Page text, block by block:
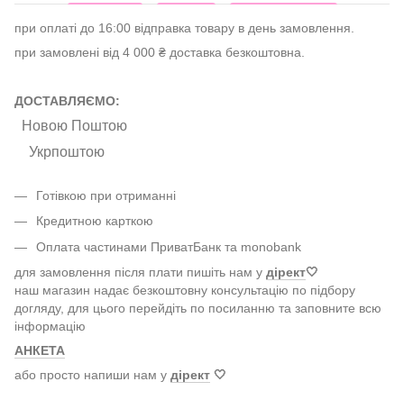
при оплаті до 16:00 відправка товару в день замовлення.
при замовлені від 4 000 ₴ доставка безкоштовна.
ДОСТАВЛЯЄМО:
Новою Поштою
Укрпоштою
Готівкою при отриманні
Кредитною карткою
Оплата частинами ПриватБанк та monobank
для замовлення після плати пишіть нам у дірект🤍
наш магазин надає безкоштовну консультацію по підбору
догляду, для цього перейдіть по посиланню та заповните всю
інформацію
АНКЕТА
або просто напиши нам у дірект 🤍